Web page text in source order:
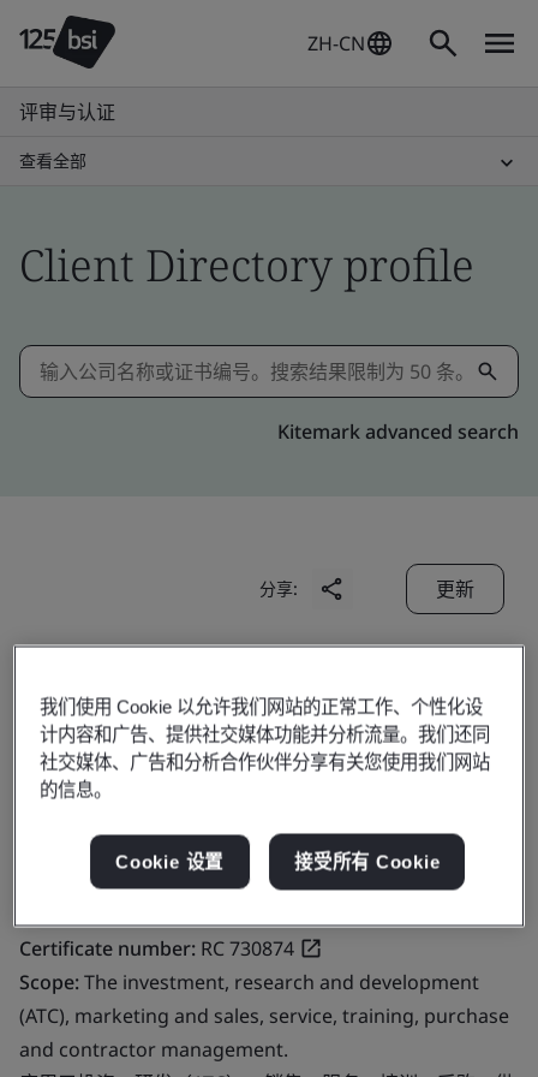
ZH-CN
评审与认证
查看全部
Client Directory profile
Kitemark advanced search
分享: 更新
Cabot (China) Limited
No. 558 Shuangbai Road
Minhang District
201108
Certificate number: RC 730874
Scope:The investment, research and development
(ATC), marketing and sales, service, training, purchase
and contractor management.
我们使用 Cookie 以允许我们网站的正常工作、个性化设
计内容和广告、提供社交媒体功能并分析流量。我们还同
社交媒体、广告和分析合作伙伴分享有关您使用我们网站
的信息。
Cookie 设置 接受所有 Cookie